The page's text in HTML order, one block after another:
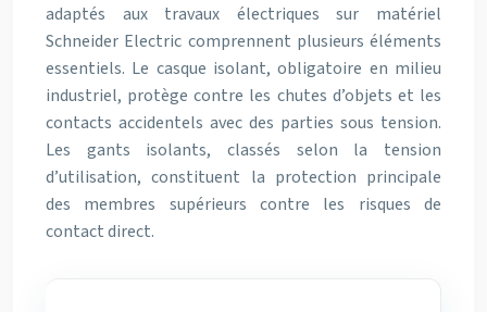
adaptés aux travaux électriques sur matériel
Schneider Electric comprennent plusieurs éléments
essentiels. Le casque isolant, obligatoire en milieu
industriel, protège contre les chutes d’objets et les
contacts accidentels avec des parties sous tension.
Les gants isolants, classés selon la tension
d’utilisation, constituent la protection principale
des membres supérieurs contre les risques de
contact direct.